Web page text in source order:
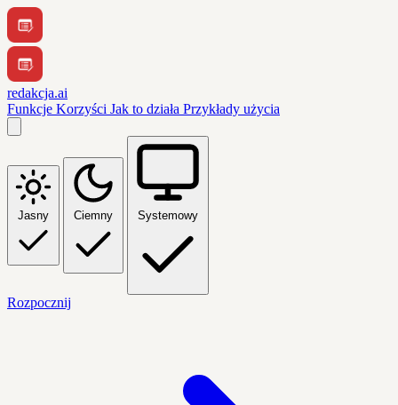
redakcja.ai
Funkcje Korzyści Jak to działa Przykłady użycia
Jasny Ciemny Systemowy
Rozpocznij